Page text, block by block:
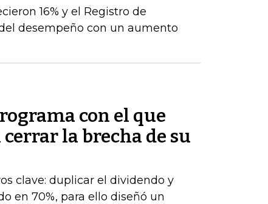
16% y el Registro de
desempeño con un aumento
con el que
la brecha de su
clave: duplicar el dividendo y
en 70%, para ello diseñó un